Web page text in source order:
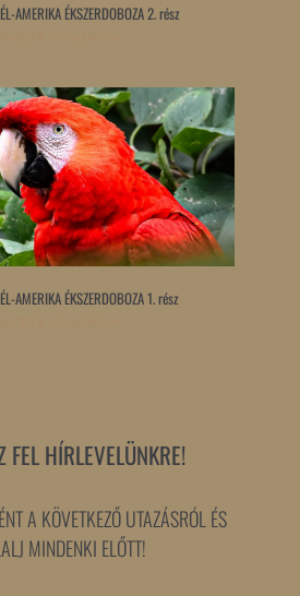
AMERIKA ÉKSZERDOBOZA 2. rész
AMERIKA ÉKSZERDOBOZA 1. rész
FEL HÍRLEVELÜNKRE!
A KÖVETKEZŐ UTAZÁSRÓL ÉS
MINDENKI ELŐTT!